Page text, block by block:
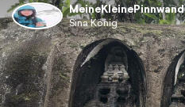
MeineKleinePinnwand
Sina König